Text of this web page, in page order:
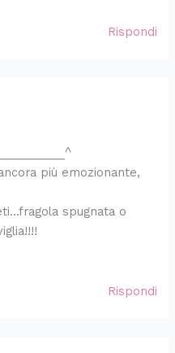
Rispondi
più emozionante,
spugnata o
Rispondi